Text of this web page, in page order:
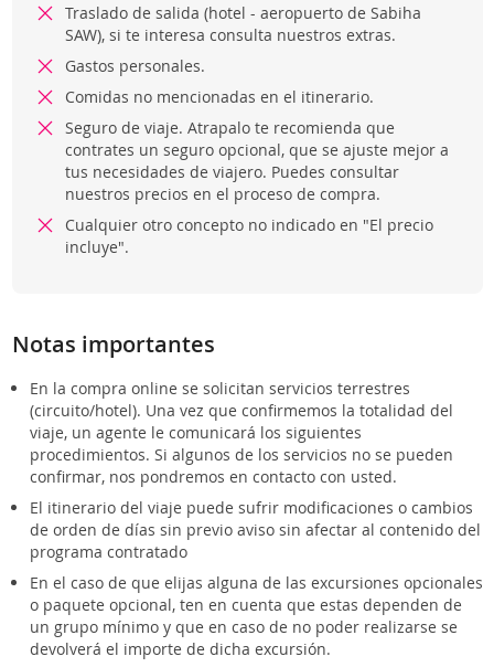
Traslado de salida (hotel - aeropuerto de Sabiha
SAW), si te interesa consulta nuestros extras.
Gastos personales.
Comidas no mencionadas en el itinerario.
Seguro de viaje. Atrapalo te recomienda que
contrates un seguro opcional, que se ajuste mejor a
tus necesidades de viajero. Puedes consultar
nuestros precios en el proceso de compra.
Cualquier otro concepto no indicado en "El precio
incluye".
Notas importantes
En la compra online se solicitan servicios terrestres
(circuito/hotel). Una vez que confirmemos la totalidad del
viaje, un agente le comunicará los siguientes
procedimientos. Si algunos de los servicios no se pueden
confirmar, nos pondremos en contacto con usted.
El itinerario del viaje puede sufrir modificaciones o cambios
de orden de días sin previo aviso sin afectar al contenido del
programa contratado
En el caso de que elijas alguna de las excursiones opcionales
o paquete opcional, ten en cuenta que estas dependen de
un grupo mínimo y que en caso de no poder realizarse se
devolverá el importe de dicha excursión.